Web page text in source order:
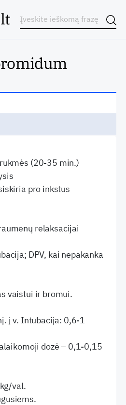
(20-35 min.)
pro inkstus
relaksacijai
DPV, kai nepakanka
vaistui ir bromui.
į v. Intubacija: 0,6-1
dozė – 0,1-0,15
val.